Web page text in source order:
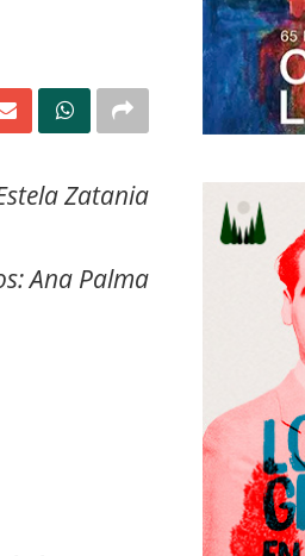
Zatania
Ana Palma